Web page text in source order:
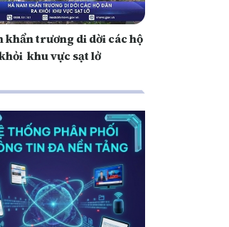
khẩn trương di dời các hộ
khu vực sạt lở